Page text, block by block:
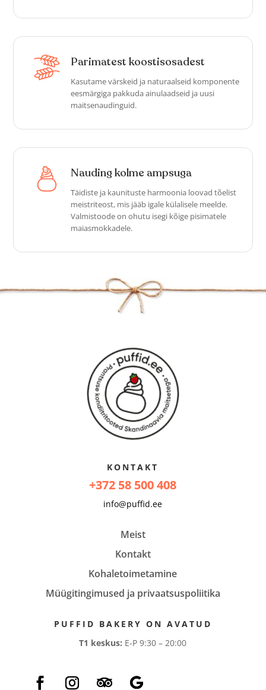
Parimatest koostisosadest
Kasutame värskeid ja naturaalseid komponente
eesmärgiga pakkuda ainulaadseid ja uusi
maitsenaudinguid.
Nauding kolme ampsuga
Täidiste ja kaunituste harmoonia loovad tõelist
meistriteost, mis jääb igale külalisele meelde.
Valmistoode on ohutu isegi kõige pisimatele
maiasmokkadele.
KONTAKT
+372 58 500 408
info@puffid.ee
Meist
Kontakt
Kohaletoimetamine
Müügitingimused ja privaatsuspoliitika
PUFFID BAKERY ON AVATUD
T1 keskus: E-P 9:30 – 20:00